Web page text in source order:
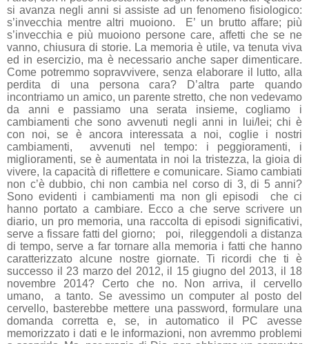
si avanza negli anni si assiste ad un fenomeno fisiologico:
s’invecchia mentre altri muoiono.
E’ un brutto affare; più
s’invecchia e più muoiono persone care, affetti che se ne
vanno, chiusura di storie. La memoria è utile, va tenuta viva
ed in esercizio, ma è necessario anche saper dimenticare.
Come potremmo sopravvivere, senza elaborare il lutto, alla
perdita di una persona cara? D’altra parte quando
incontriamo un amico, un parente stretto, che non vedevamo
da anni e passiamo una serata insieme, cogliamo i
cambiamenti che sono avvenuti negli anni in lui/lei; chi è
con noi, se è ancora interessata a noi, coglie i nostri
cambiamenti,
avvenuti nel tempo: i peggioramenti, i
miglioramenti, se è aumentata in noi la tristezza, la gioia di
vivere, la capacità di riflettere e comunicare. Siamo cambiati
non c’è dubbio, chi non cambia nel corso di 3, di 5 anni?
Sono evidenti i cambiamenti ma non gli episodi
che ci
hanno portato a cambiare. Ecco a che serve scrivere un
diario, un pro memoria, una raccolta di episodi significativi,
serve a fissare fatti del giorno;
poi,
rileggendoli a distanza
di tempo, serve a far tornare alla memoria i fatti che hanno
caratterizzato alcune nostre giornate. Ti ricordi che ti è
successo il 23 marzo del 2012, il 15 giugno del 2013, il 18
novembre 2014? Certo che no. Non arriva, il cervello
umano,
a tanto. Se avessimo un computer al posto del
cervello, basterebbe mettere una password, formulare una
domanda corretta e, se, in automatico il PC avesse
memorizzato i dati e le informazioni, non avremmo problemi